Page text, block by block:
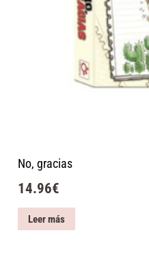
No, gracias
14.96€
Leer más